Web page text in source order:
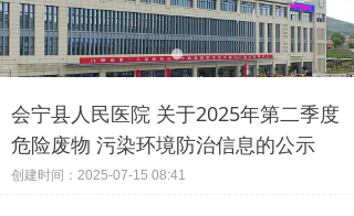
互动平台
招标采购
会宁县人民医院 关于2025年第二季度
危险废物 污染环境防治信息的公示
创建时间： 2025-07-15 08:41